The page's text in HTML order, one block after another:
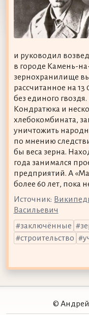
и руководил
в городе Камень-
зернохранилище
рассчитанное на
без единого
Кондратюка и
хлебокомбината,
уничтожить
по мнению
бы веса зерна.
года занимался
предприятий. А
более 60 лет, пока
Источник:
Васильевич
заключённые
строительство
©